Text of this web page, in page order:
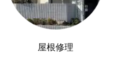
屋根修理